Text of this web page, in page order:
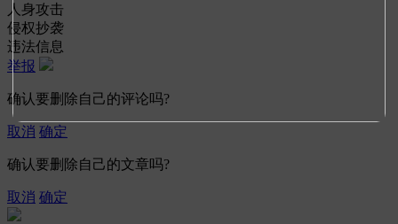
人身攻击
侵权抄袭
违法信息
举报
确认要删除自己的评论吗?
取消 确定
确认要删除自己的文章吗?
取消 确定